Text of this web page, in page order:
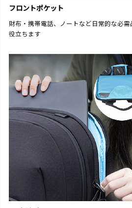
フロントポケット
財布・携帯電話、ノートなど日常的な必需
役立ちます